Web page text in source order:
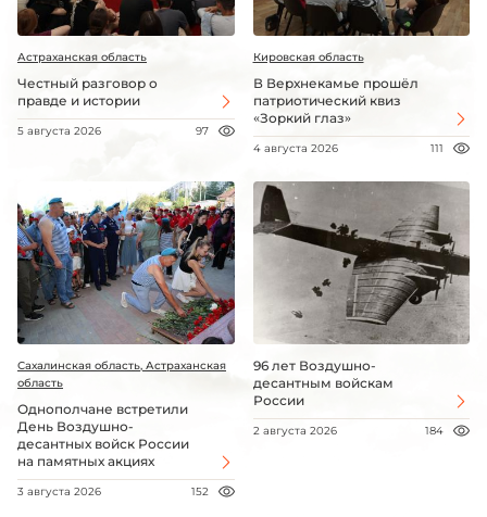
Астраханская область
Честный разговор о
правде и истории
5 августа 2026 97
Кировская область
В Верхнекамье прошёл
патриотический квиз
«Зоркий глаз»
4 августа 2026 111
Сахалинская область, Астраханская
область
Однополчане встретили
День Воздушно-
десантных войск России
на памятных акциях
3 августа 2026 152
96 лет Воздушно-
десантным войскам
России
2 августа 2026 184